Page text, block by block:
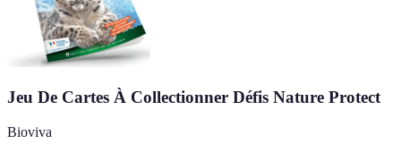
Jeu De Cartes À Collectionner Défis Nature Protect
Bioviva